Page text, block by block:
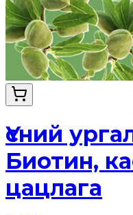
Үсний
Биотин,
цацлага